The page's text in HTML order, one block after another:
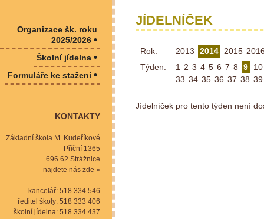
JÍDELNÍČEK
Rok: 2013 2014 2015
Týden:
1 2 3 4 5 6 7 8 9
10
33 34 35 36 37 38 39
Jídelníček pro tento týden není
Organizace šk. roku
2025/2026 •
Školní jídelna •
Formuláře ke stažení•
KONTAKTY
Základní škola M. Kudeříkové
Příční 1365
696 62 Strážnice
najdete nás zde »
kancelář: 518 334 546
ředitel školy: 518 333 406
školní jídelna: 518 334 437